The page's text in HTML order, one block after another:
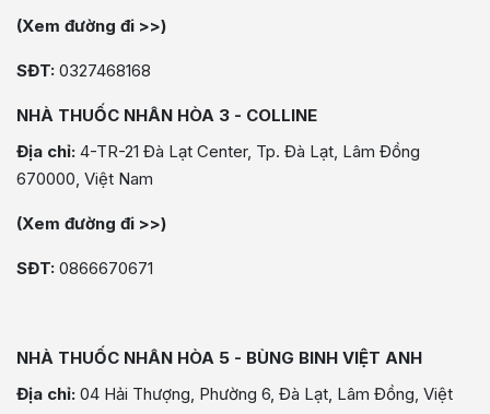
(Xem đường đi >>)
SĐT: 0327468168
NHÀ THUỐC NHÂN HÒA 3 - COLLINE
Địa chỉ: 4-TR-21 Đà Lạt Center, Tp. Đà Lạt, Lâm Đồng
670000, Việt Nam
(Xem đường đi >>)
SĐT: 0866670671
NHÀ THUỐC NHÂN HÒA 5 - BÙNG BINH VIỆT ANH
Địa chỉ: 04 Hải Thượng, Phường 6, Đà Lạt, Lâm Đồng, Việt